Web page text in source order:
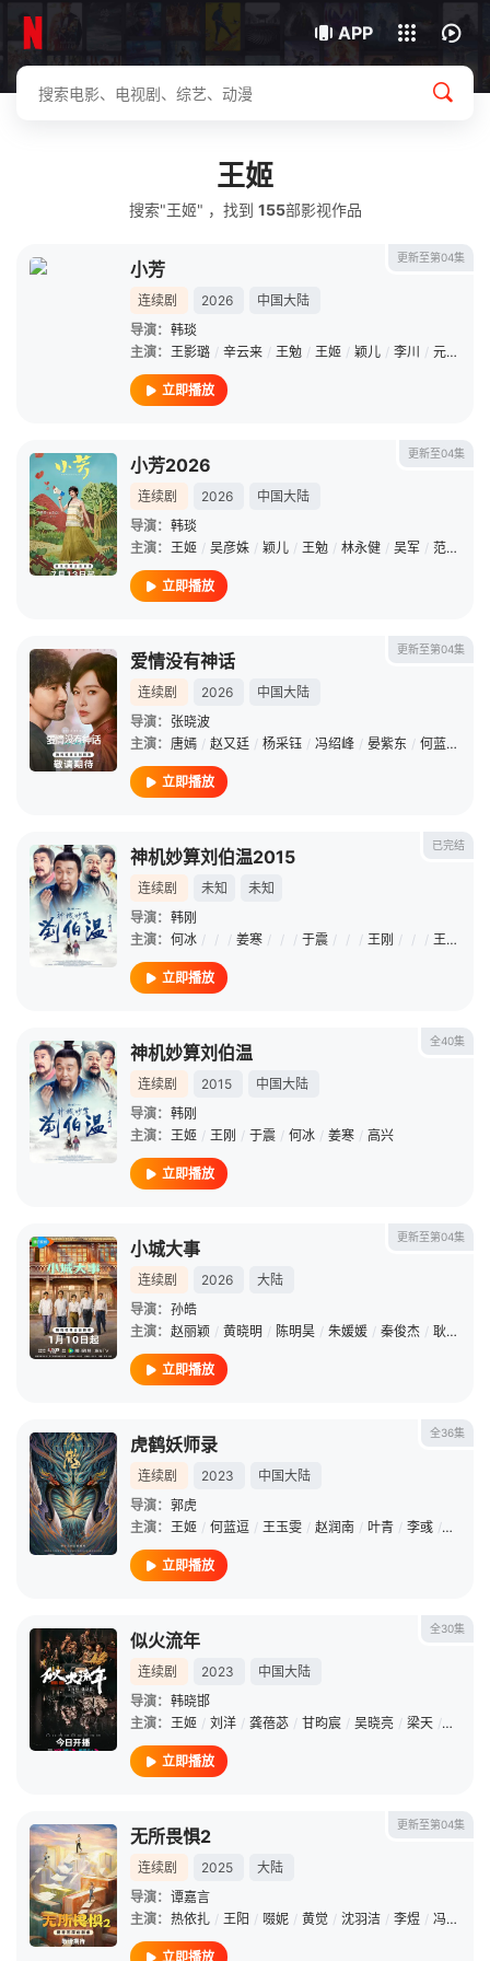
APP
下载客户端
我的观影记录
王姬
搜索"王姬" ，找到 155部影视作品
更新至第04集
小芳
连续剧 2026
中国大陆
导演： 韩琰
主演： 王影璐 / 辛云来 / 王勉 / 王姬 / 颖儿 / 李川 / 元清
立即播放
更新至04集
小芳2026
连续剧 2026
中国大陆
导演： 韩琰
主演： 王姬 / 吴彦姝 / 颖儿 / 王勉 / 林永健 / 吴军 / 范明
立即播放
更新至第04集
爱情没有神话
连续剧 2026
中国大陆
导演： 张晓波
主演： 唐嫣 / 赵又廷 / 杨采钰 / 冯绍峰 / 晏紫东 / 何蓝逗
立即播放
已完结
神机妙算刘伯温2015
连续剧 未知
未知
导演： 韩刚
主演： 何冰 / / / 姜寒 / / / 于震 / / / 王刚 / / / 王姬张和平
立即播放
全40集
神机妙算刘伯温
连续剧 2015
中国大陆
导演： 韩刚
主演： 王姬 / 王刚 / 于震 / 何冰 / 姜寒 / 高兴
立即播放
更新至第04集
小城大事
连续剧 2026
大陆
导演： 孙皓
主演： 赵丽颖 / 黄晓明 / 陈明昊 / 朱媛媛 / 秦俊杰 / 耿乐
立即播放
全36集
虎鹤妖师录
连续剧 2023
中国大陆
导演： 郭虎
主演： 王姬 / 何蓝逗 / 王玉雯 / 赵润南 / 叶青 / 李彧 / 范明
立即播放
全30集
似火流年
连续剧 2023
中国大陆
导演： 韩晓邯
主演： 王姬 / 刘洋 / 龚蓓苾 / 甘昀宸 / 吴晓亮 / 梁天 / 张宥浩
立即播放
更新至第04集
无所畏惧2
连续剧 2025
大陆
导演： 谭嘉言
主演： 热依扎 / 王阳 / 啜妮 / 黄觉 / 沈羽洁 / 李煜 / 冯晖
立即播放